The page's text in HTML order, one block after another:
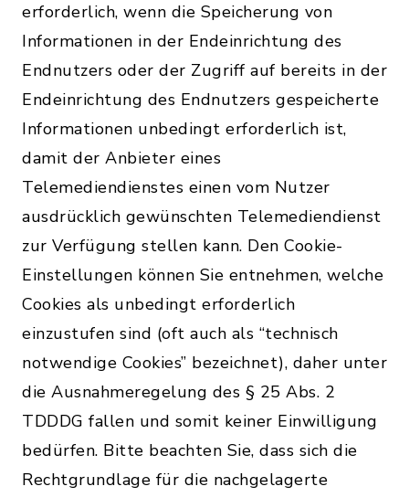
erforderlich, wenn die Speicherung von
Informationen in der Endeinrichtung des
Endnutzers oder der Zugriff auf bereits in der
Endeinrichtung des Endnutzers gespeicherte
Informationen unbedingt erforderlich ist,
damit der Anbieter eines
Telemediendienstes einen vom Nutzer
ausdrücklich gewünschten Telemediendienst
zur Verfügung stellen kann. Den Cookie-
Einstellungen können Sie entnehmen, welche
Cookies als unbedingt erforderlich
einzustufen sind (oft auch als “technisch
notwendige Cookies” bezeichnet), daher unter
die Ausnahmeregelung des § 25 Abs. 2
TDDDG fallen und somit keiner Einwilligung
bedürfen. Bitte beachten Sie, dass sich die
Rechtgrundlage für die nachgelagerte